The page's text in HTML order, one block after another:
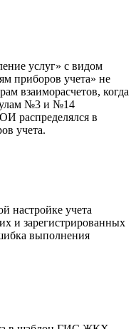
услуг» с видом
приборов учета» не
взаиморасчетов, когда
№3 и №14
распределялся в
учета.
настройке учета
и зарегистрированных
выполнения